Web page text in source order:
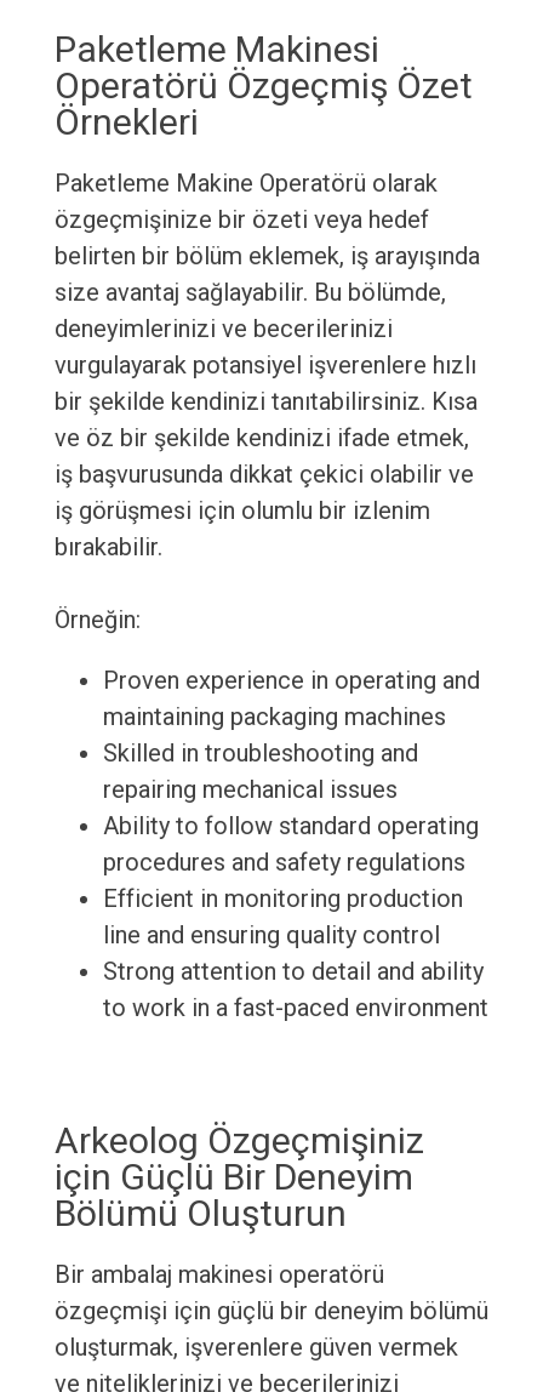
Paketleme Makinesi
Operatörü Özgeçmiş Özet
Örnekleri
Paketleme Makine Operatörü olarak
özgeçmişinize bir özeti veya hedef
belirten bir bölüm eklemek, iş arayışında
size avantaj sağlayabilir. Bu bölümde,
deneyimlerinizi ve becerilerinizi
vurgulayarak potansiyel işverenlere hızlı
bir şekilde kendinizi tanıtabilirsiniz. Kısa
ve öz bir şekilde kendinizi ifade etmek,
iş başvurusunda dikkat çekici olabilir ve
iş görüşmesi için olumlu bir izlenim
bırakabilir.
Örneğin:
Proven experience in operating and
maintaining packaging machines
Skilled in troubleshooting and
repairing mechanical issues
Ability to follow standard operating
procedures and safety regulations
Efficient in monitoring production
line and ensuring quality control
Strong attention to detail and ability
to work in a fast-paced environment
Arkeolog Özgeçmişiniz
için Güçlü Bir Deneyim
Bölümü Oluşturun
Bir ambalaj makinesi operatörü
özgeçmişi için güçlü bir deneyim bölümü
oluşturmak, işverenlere güven vermek
ve niteliklerinizi ve becerilerinizi